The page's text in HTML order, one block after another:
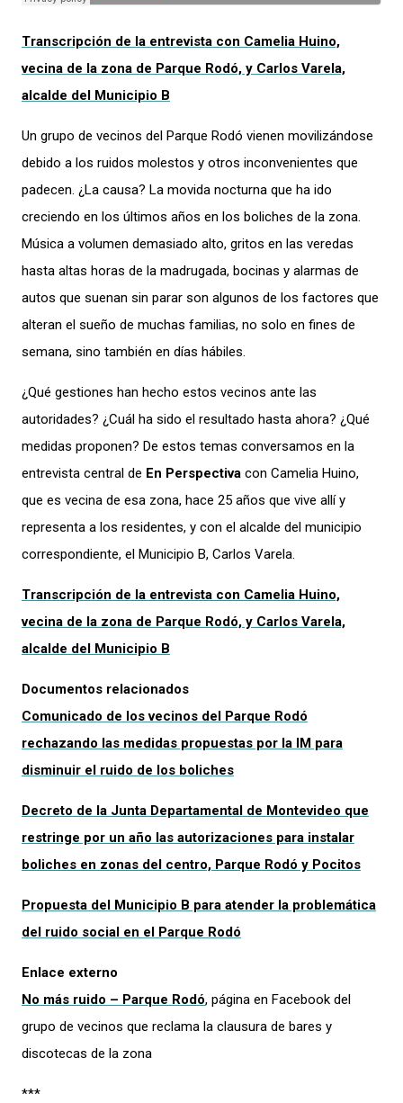
Transcripción de la entrevista con Camelia Huino,
vecina de la zona de Parque Rodó, y Carlos Varela,
alcalde del Municipio B
Un grupo de vecinos del Parque Rodó vienen movilizándose
debido a los ruidos molestos y otros inconvenientes que
padecen. ¿La causa? La movida nocturna que ha ido
creciendo en los últimos años en los boliches de la zona.
Música a volumen demasiado alto, gritos en las veredas
hasta altas horas de la madrugada, bocinas y alarmas de
autos que suenan sin parar son algunos de los factores que
alteran el sueño de muchas familias, no solo en fines de
semana, sino también en días hábiles.
¿Qué gestiones han hecho estos vecinos ante las
autoridades? ¿Cuál ha sido el resultado hasta ahora? ¿Qué
medidas proponen? De estos temas conversamos en la
entrevista central de En Perspectiva con Camelia Huino,
que es vecina de esa zona, hace 25 años que vive allí y
representa a los residentes, y con el alcalde del municipio
correspondiente, el Municipio B, Carlos Varela.
Transcripción de la entrevista con Camelia Huino,
vecina de la zona de Parque Rodó, y Carlos Varela,
alcalde del Municipio B
Documentos relacionados
Comunicado de los vecinos del Parque Rodó
rechazando las medidas propuestas por la IM para
disminuir el ruido de los boliches
Decreto de la Junta Departamental de Montevideo que
restringe por un año las autorizaciones para instalar
boliches en zonas del centro, Parque Rodó y Pocitos
Propuesta del Municipio B para atender la problemática
del ruido social en el Parque Rodó
Enlace externo
No más ruido – Parque Rodó, página en Facebook del
grupo de vecinos que reclama la clausura de bares y
discotecas de la zona
***